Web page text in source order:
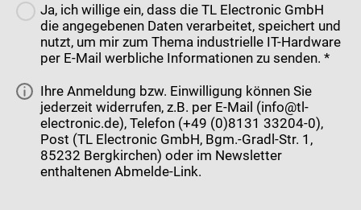
Ja, ich willige ein, dass die TL Electronic GmbH
die angegebenen Daten verarbeitet, speichert und
nutzt, um mir zum Thema industrielle IT-Hardware
per E-Mail werbliche Informationen zu senden. *
Ihre Anmeldung bzw. Einwilligung können Sie
jederzeit widerrufen, z.B. per E-Mail (info@tl-
electronic.de), Telefon (+49 (0)8131 33204-0),
Post (TL Electronic GmbH, Bgm.-Gradl-Str. 1,
85232 Bergkirchen) oder im Newsletter
enthaltenen Abmelde-Link.